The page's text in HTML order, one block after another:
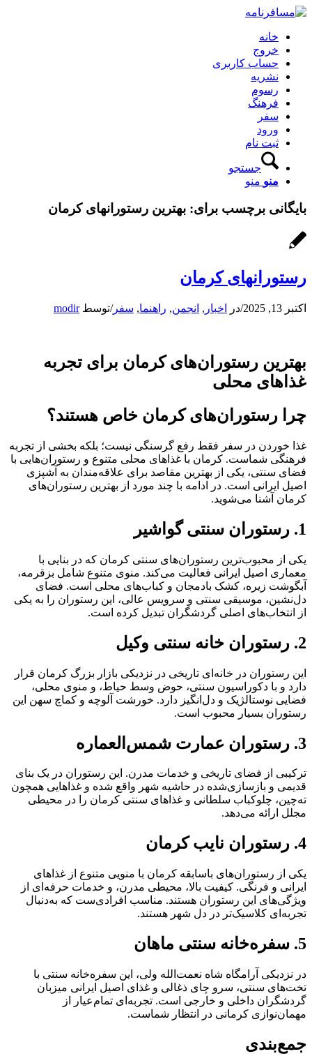
خانه
خروج
حساب کاربری
نشریه
رسوم
فرهنگ
سفر
ورود
ثبت نام
جستجو
منو منو
بایگانی برچسب برای: بهترین رستورانهای کرمان
رستورانهای کرمان
اکتبر 13, 2025 /در اخبار , انجمن, راهنما, سفر/توسطmodir
بهترین رستوران‌های کرمان برای تجربه
غذاهای محلی
چرا رستوران‌های کرمان خاص هستند؟
غذا خوردن در سفر فقط رفع گرسنگی نیست؛ بلکه بخشی از تجربه
فرهنگی شماست. کرمان با غذاهای محلی متنوع و رستوران‌هایی با
فضای سنتی، یکی از بهترین مقاصد برای علاقه‌مندان به آشپزی
اصیل ایرانی است. در ادامه با چند مورد از بهترین رستوران‌های
کرمان آشنا می‌شوید.
1. رستوران سنتی گواشیر
یکی از محبوب‌ترین رستوران‌های سنتی کرمان که در بنایی با
معماری اصیل ایرانی فعالیت می‌کند. منوی متنوع شامل بزقرمه،
آبگوشت زیره، کشک بادمجان و کباب‌های محلی است. فضای
دل‌نشین، موسیقی سنتی و سرویس عالی، این رستوران را به یکی
از انتخاب‌های اصلی گردشگران تبدیل کرده است.
2. رستوران خانه سنتی وکیل
این رستوران در خانه‌ای تاریخی در نزدیکی بازار بزرگ کرمان قرار
دارد و با دکوراسیون سنتی، حوض وسط حیاط، و منوی محلی،
فضایی نوستالژیک و دل‌انگیز دارد. خورشت آلوچه و کماچ سهن این
رستوران بسیار محبوب است.
3. رستوران عمارت شمس‌العماره
ترکیبی از فضای تاریخی و خدمات مدرن. این رستوران در یک بنای
قدیمی و بازسازی‌شده در حاشیه شهر واقع شده و غذاهایی همچون
ته‌چین، چلوکباب سلطانی و غذاهای سنتی کرمان را در محیطی
مجلل ارائه می‌دهد.
4. رستوران نایب کرمان
یکی از رستوران‌های باسابقه کرمان با منویی متنوع از غذاهای
ایرانی و فرنگی. کیفیت بالا، محیطی مدرن، و خدمات حرفه‌ای از
ویژگی‌های این رستوران هستند. مناسب افرادی‌ست که به‌دنبال
تجربه‌ای کلاسیک‌تر در دل شهر هستند.
5. سفره‌خانه سنتی ماهان
در نزدیکی آرامگاه شاه نعمت‌الله ولی، این سفره‌خانه سنتی با
تخت‌های سنتی، سرو چای ذغالی و غذای اصیل ایرانی میزبان
گردشگران داخلی و خارجی است. تجربه‌ای تمام‌عیار از
مهمان‌نوازی کرمانی در انتظار شماست.
جمع‌بندی